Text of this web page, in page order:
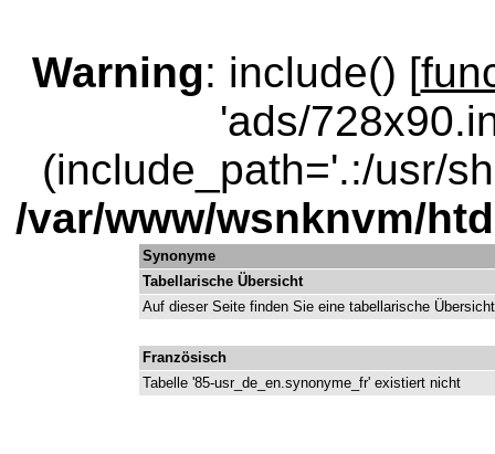
Warning: include() [
'ads/
(include_path='.:/usr/
/var/www/wsnknvm/
Synonyme
Tabellarische Übersicht
Auf dieser Seite finden Sie eine tabellarische
Französisch
Tabelle '85-usr_de_en.synonyme_fr' existiert nicht